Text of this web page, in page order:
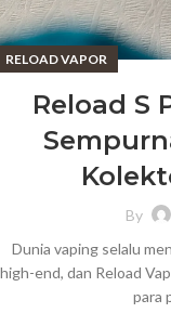
RELOAD VAPOR
Reload S
By
Dunia vaping selalu
high-end, dan Reload
para